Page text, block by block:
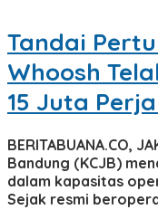
Tandai
Whoosh
15 Juta
BERITABUANA.CO,
Bandung (KCJB)
dalam kapasitas
Sejak resmi